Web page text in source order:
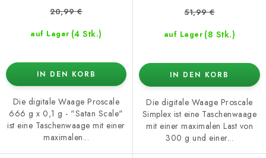
auf Lager (4 Stk.)
20,99 €
IN DEN KORB
Die digitale Waage Proscale
666 g x 0,1 g - "Satan Scale"
ist eine Taschenwaage mit einer
maximalen...
auf Lager (8 Stk.)
51,99 €
IN DEN KORB
Die digitale Waage Proscale
Simplex ist eine Taschenwaage
mit einer maximalen Last von
300 g und einer...